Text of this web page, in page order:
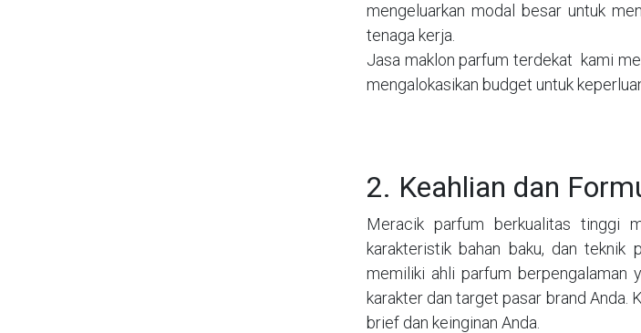
mengeluarkan modal besar untuk
tenaga kerja.
Jasa maklon parfum terdekat kami
mengalokasikan budget untuk
2. Keahlian dan
Meracik parfum berkualitas tinggi
karakteristik bahan baku, dan
memiliki ahli parfum berpengalaman
karakter dan target pasar brand Anda.
brief dan keinginan Anda.